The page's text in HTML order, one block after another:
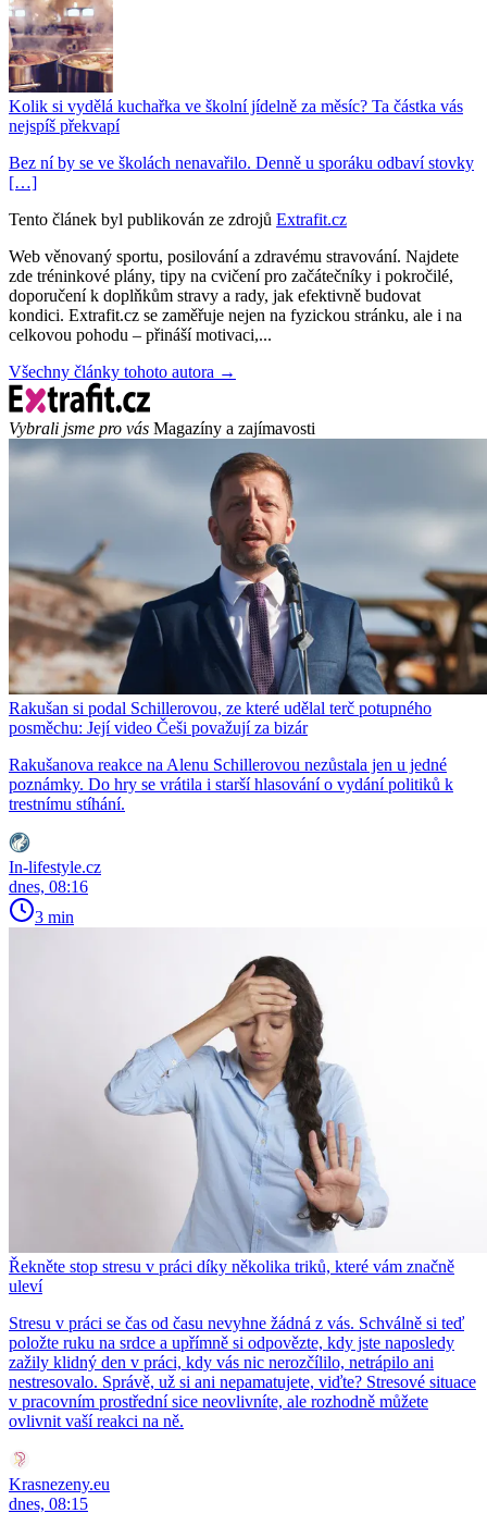
Kolik si vydělá kuchařka ve školní jídelně za měsíc? Ta částka vás
nejspíš překvapí
Bez ní by se ve školách nenavařilo. Denně u sporáku odbaví stovky
[…]
Tento článek byl publikován ze zdrojů Extrafit.cz
Web věnovaný sportu, posilování a zdravému stravování. Najdete
zde tréninkové plány, tipy na cvičení pro začátečníky i pokročilé,
doporučení k doplňkům stravy a rady, jak efektivně budovat
kondici. Extrafit.cz se zaměřuje nejen na fyzickou stránku, ale i na
celkovou pohodu – přináší motivaci,...
Všechny články tohoto autora →
Vybrali jsme pro vás Magazíny a zajímavosti
Rakušan si podal Schillerovou, ze které udělal terč potupného
posměchu: Její video Češi považují za bizár
Rakušanova reakce na Alenu Schillerovou nezůstala jen u jedné
poznámky. Do hry se vrátila i starší hlasování o vydání politiků k
trestnímu stíhání.
In-lifestyle.cz
dnes, 08:16
3 min
Řekněte stop stresu v práci díky několika triků, které vám značně
uleví
Stresu v práci se čas od času nevyhne žádná z vás. Schválně si teď
položte ruku na srdce a upřímně si odpovězte, kdy jste naposledy
zažily klidný den v práci, kdy vás nic nerozčílilo, netrápilo ani
nestresovalo. Správě, už si ani nepamatujete, viďte? Stresové situace
v pracovním prostřední sice neovlivníte, ale rozhodně můžete
ovlivnit vaší reakci na ně.
Krasnezeny.eu
dnes, 08:15